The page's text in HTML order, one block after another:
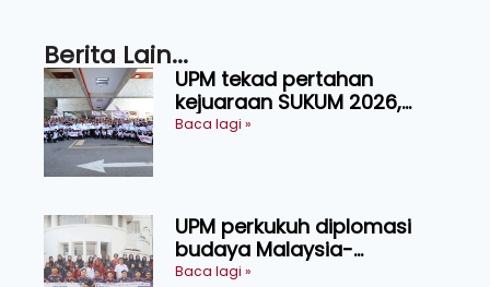
Berita Lain...
UPM tekad pertahan
kejuaraan SUKUM 2026,
sasar 16 pingat emas
Baca lagi »
UPM perkukuh diplomasi
budaya Malaysia-
Indonesia melalui Narasi
Baca lagi »